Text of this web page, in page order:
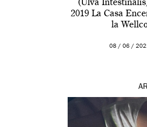
(Ulva
2019 La Casa
la
08 / 06 /